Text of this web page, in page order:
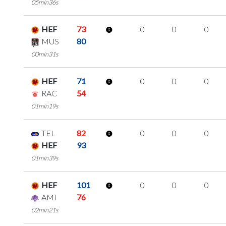
05min36s
HEF
73
MUS
80
00min31s
0 0 0
HEF
71
RAC
54
01min19s
0 0 0
TEL
82
HEF
93
01min39s
0 0 0
HEF
101
AMI
76
02min21s
0 0 0